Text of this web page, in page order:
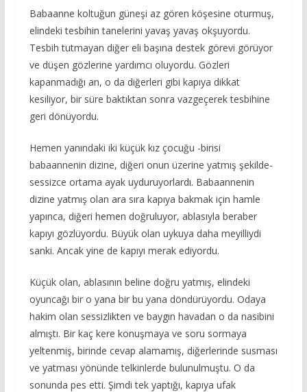
Babaanne koltuğun güneşi az gören köşesine oturmuş,
elindeki tesbihin tanelerini yavaş yavaş okşuyordu.
Tesbih tutmayan diğer eli başına destek görevi görüyor
ve düşen gözlerine yardımcı oluyordu. Gözleri
kapanmadığı an, o da diğerleri gibi kapıya dikkat
kesiliyor, bir süre baktıktan sonra vazgeçerek tesbihine
geri dönüyordu.
Hemen yanındaki iki küçük kız çocuğu -birisi
babaannenin dizine, diğeri onun üzerine yatmış şekilde-
sessizce ortama ayak uyduruyorlardı. Babaannenin
dizine yatmış olan ara sıra kapıya bakmak için hamle
yapınca, diğeri hemen doğruluyor, ablasıyla beraber
kapıyı gözlüyordu. Büyük olan uykuya daha meyilliydi
sanki. Ancak yine de kapıyı merak ediyordu.
Küçük olan, ablasının beline doğru yatmış, elindeki
oyuncağı bir o yana bir bu yana döndürüyordu. Odaya
hakim olan sessizlikten ve baygın havadan o da nasibini
almıştı. Bir kaç kere konuşmaya ve soru sormaya
yeltenmiş, birinde cevap alamamış, diğerlerinde susması
ve yatması yönünde telkinlerde bulunulmuştu. O da
sonunda pes etti. Şimdi tek yaptığı, kapıya ufak